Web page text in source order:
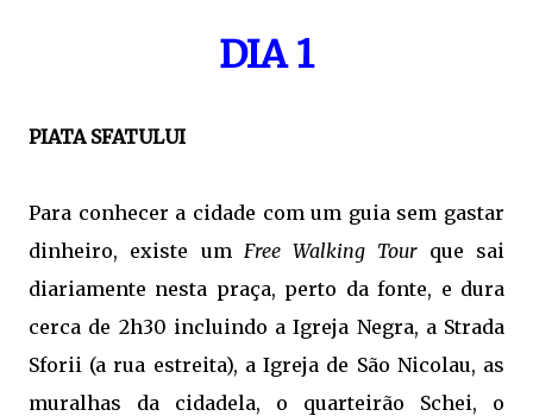
DIA 1
PIATA SFATULUI
Para conhecer a cidade com um guia sem gastar
dinheiro, existe um Free Walking Tourque sai
diariamente nesta praça, perto da fonte, e dura
cerca de 2h30 incluindo a Igreja Negra, a Strada
Sforii (a rua estreita), a Igreja de São Nicolau, as
muralhas da cidadela, o quarteirão Schei, o